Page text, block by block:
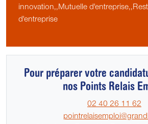
innovation,,Mutuelle
d'entreprise
Pour préparer votre
nos Points Relais
02 40 26 11 62